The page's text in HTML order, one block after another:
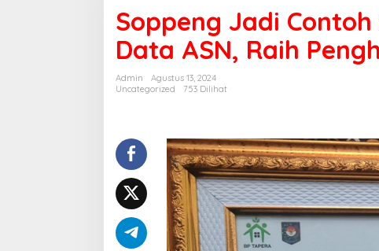
Contoh
dalam
Pembaruan
Data
Soppeng Jadi
Data ASN, Raih
Admin
Agustus 13, 2024
Uncategorized
753 Dilihat